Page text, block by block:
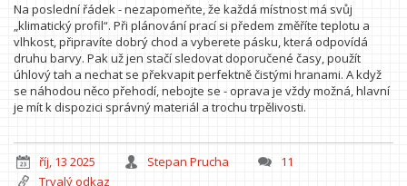
Na poslední řádek - nezapomeňte, že každá místnost má svůj
„klimatický profil“. Při plánování prací si předem změříte teplotu a
vlhkost, připravíte dobrý chod a vyberete pásku, která odpovídá
druhu barvy. Pak už jen stačí sledovat doporučené časy, použít
úhlový tah a nechat se překvapit perfektně čistými hranami. A když
se náhodou něco přehodí, nebojte se - oprava je vždy možná, hlavní
je mít k dispozici správný materiál a trochu trpělivosti.
říj, 13 2025 Stepan Prucha
11
Trvalý odkaz